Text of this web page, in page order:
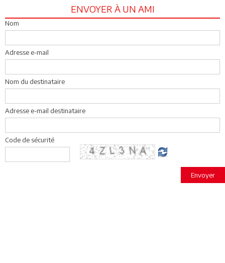
ENVOYER À UN AMI
Nom
Adresse e-mail
Nom du destinataire
Adresse e-mail destinataire
Code de sécurité
Envoyer